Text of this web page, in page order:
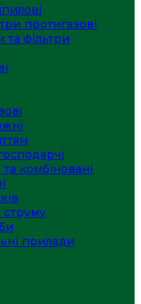
протигазові
фільтри
комбіновані
струму
прилади